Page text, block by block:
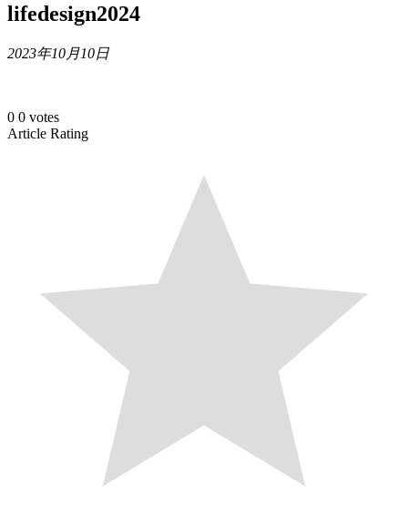
lifedesign2024
2023年10月10日
0 0 votes
Article Rating